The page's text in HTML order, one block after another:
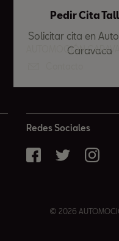
Pedir Cita
Solicitar cita en
Caravaca
AUTOMOCIÓN
Redes Sociales
© 2026